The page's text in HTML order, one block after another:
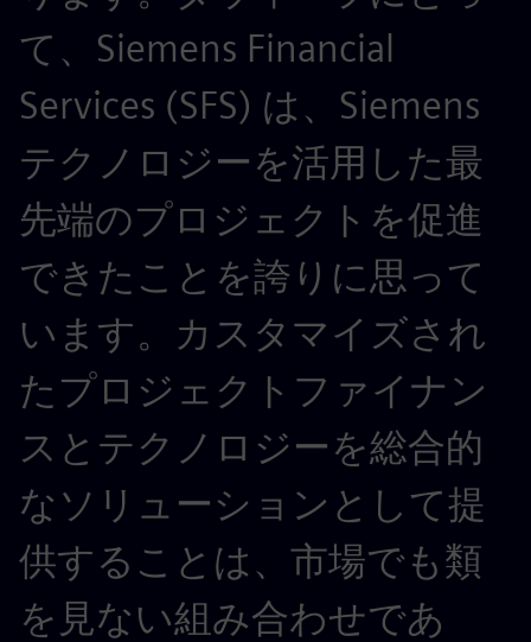
て、Siemens Financial
Services (SFS) は、Siemens
テクノロジーを活用した最
先端のプロジェクトを促進
できたことを誇りに思って
います。カスタマイズされ
たプロジェクトファイナン
スとテクノロジーを総合的
なソリューションとして提
供することは、市場でも類
を見ない組み合わせであ